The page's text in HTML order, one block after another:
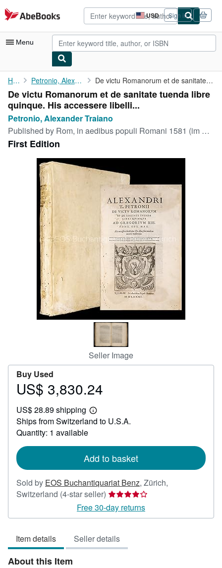
Skip to main content
AbeBooks.com USD
Site
shopping
preferences
Sign in
Menu
My Account
My Purchases
Advanced Search
Browse Collections
Rare Books
Art & Collectibles
Textbooks
Start Selling
CLOSE
Home Petronio, Alexander Traiano De victu Romanorum et de sanitate tuenda libre quinque. His ...
De victu Romanorum et de sanitate tuenda libre
quinque. His accessere libelli...
Petronio, Alexander Traiano
Published by Rom, in aedibus populi Romani 1581 (im Druckevermerk 1582), 1582
First Edition
Seller Image
Buy Used
Price
3,830.24
US$ 3,830.24
US$ 28.89 shipping
Learn
more
Ships from Switzerland to U.S.A.
Quantity: 1 available
Add to basket
Sold by EOS Buchantiquariat Benz, Zürich,
Switzerland (4-star seller) Seller
rating
4
of
5
Free 30-day returns
Item details Seller details
About this Item